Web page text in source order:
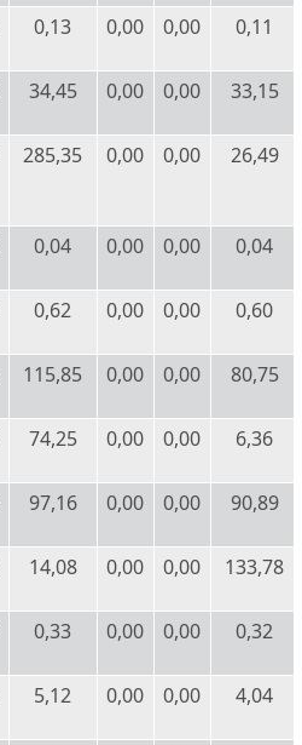
0,13 0,00 0,00 0,11
34,45 0,00 0,00 33,15
285,35 0,00 0,00 26,49
0,04 0,00 0,00 0,04
0,62 0,00 0,00 0,60
115,85 0,00 0,00 80,75
74,25 0,00 0,00 6,36
97,16 0,00 0,00 90,89
14,08 0,00 0,00 133,78
0,33 0,00 0,00 0,32
5,12 0,00 0,00 4,04